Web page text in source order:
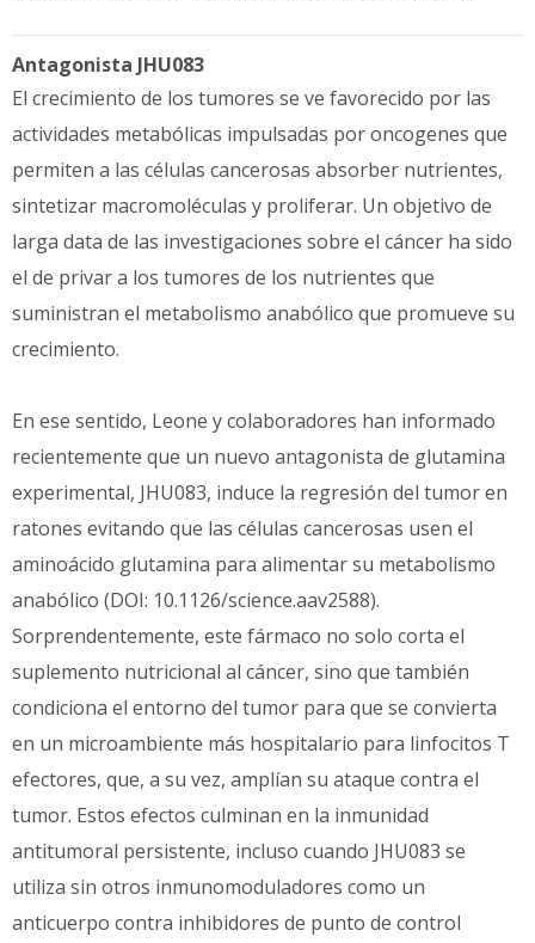
Antagonista JHU083
El crecimiento de los tumores se ve favorecido por las
actividades metabólicas impulsadas por oncogenes que
permiten a las células cancerosas absorber nutrientes,
sintetizar macromoléculas y proliferar. Un objetivo de
larga data de las investigaciones sobre el cáncer ha sido
el de privar a los tumores de los nutrientes que
suministran el metabolismo anabólico que promueve su
crecimiento.
En ese sentido, Leone y colaboradores han informado
recientemente que un nuevo antagonista de glutamina
experimental, JHU083, induce la regresión del tumor en
ratones evitando que las células cancerosas usen el
aminoácido glutamina para alimentar su metabolismo
anabólico (DOI: 10.1126/science.aav2588).
Sorprendentemente, este fármaco no solo corta el
suplemento nutricional al cáncer, sino que también
condiciona el entorno del tumor para que se convierta
en un microambiente más hospitalario para linfocitos T
efectores, que, a su vez, amplían su ataque contra el
tumor. Estos efectos culminan en la inmunidad
antitumoral persistente, incluso cuando JHU083 se
utiliza sin otros inmunomoduladores como un
anticuerpo contra inhibidores de punto de control